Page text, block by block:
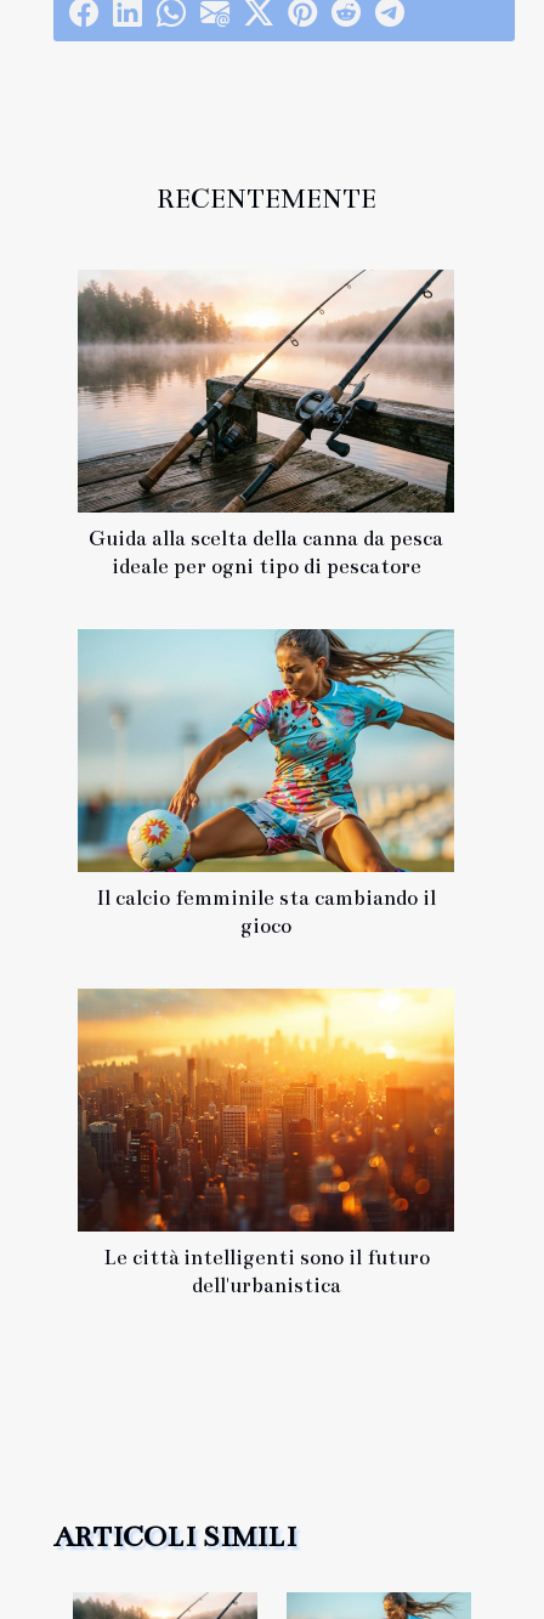
RECENTEMENTE
Guida alla scelta della canna da pesca
ideale per ogni tipo di pescatore
Il calcio femminile sta cambiando il
gioco
Le città intelligenti sono il futuro
dell'urbanistica
ARTICOLI SIMILI